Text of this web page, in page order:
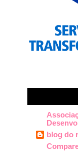
blog do